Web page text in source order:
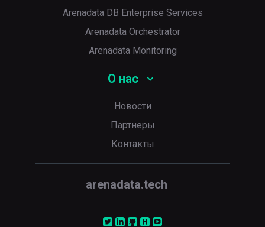
Arenadata DB Enterprise Services
Arenadata Orchestrator
Arenadata Monitoring
О нас
Новости
Партнеры
Контакты
arenadata.tech